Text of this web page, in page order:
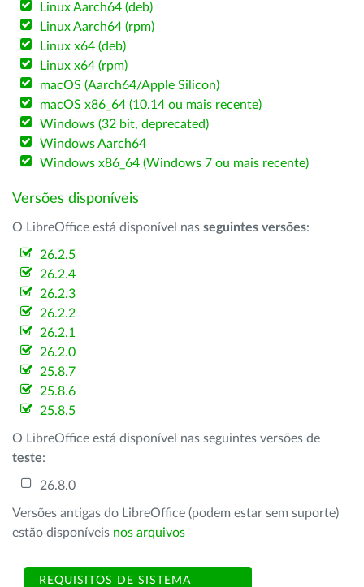
Linux Aarch64 (deb)
Linux Aarch64 (rpm)
Linux x64 (deb)
Linux x64 (rpm)
macOS (Aarch64/Apple Silicon)
macOS x86_64 (10.14 ou mais recente)
Windows (32 bit, deprecated)
Windows Aarch64
Windows x86_64 (Windows 7 ou mais recente)
Versões disponíveis
O LibreOffice está disponível nas seguintes versões:
26.2.5
26.2.4
26.2.3
26.2.2
26.2.1
26.2.0
25.8.7
25.8.6
25.8.5
O LibreOffice está disponível nas seguintes versões de
teste:
26.8.0
Versões antigas do LibreOffice (podem estar sem suporte)
estão disponíveis nos arquivos
REQUISITOS DE SISTEMA